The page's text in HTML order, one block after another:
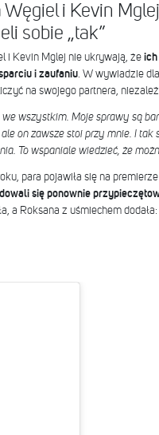
Węgiel i Kevin
sobie „tak”
i Kevin Mglej nie ukrywają, żeich
i zaufaniu. W wywiadzie
na swojego partnera,
wszystkim. Moje sprawy są
on zawsze stoi przy mnie. I
To wspaniale wiedzieć, że
para pojawiła się na
się ponownie
a Roksana z uśmiechem dodała: